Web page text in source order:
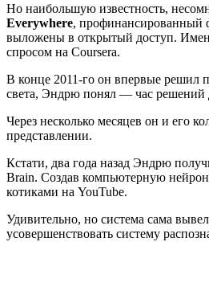
Но наибольшую известность,
Everywhere, профинансированный
выложены в открытый доступ.
спросом на Coursera.
В конце 2011-го он впервые решил
света, Эндрю понял — час решений
Через несколько месяцев он и его
представлении.
Кстати, два года назад Эндрю
Brain. Создав компьютерную
котиками на YouTube.
Удивительно, но система сама
усовершенствовать систему